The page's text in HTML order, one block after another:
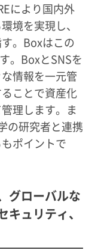
により国内外
境を実現し、
。Boxはこの
。BoxとSNSを
情報を一元管
ことで資産化
理します。ま
の研究者と連携
ポイントで
グローバルな
キュリティ、